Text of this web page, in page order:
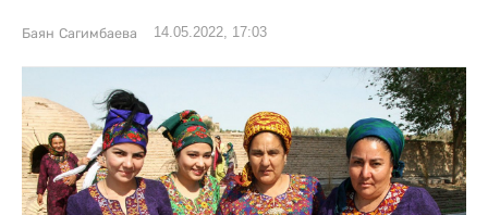
Баян Сагимбаева 14.05.2022, 17:03